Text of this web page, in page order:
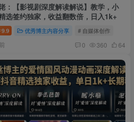
：【影视剧深度解读解说】教学，小
选签约独家，收益翻数倍，日入1k+
9.9 优秀博主内容分享 # 自媒体创作
0 360 64